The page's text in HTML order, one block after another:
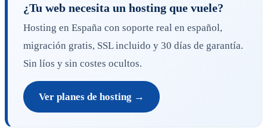
¿Tu web necesita un hosting que vuele?
Hosting en España con soporte real en español,
migración gratis, SSL incluido y 30 días de garantía.
Sin líos y sin costes ocultos.
Ver planes de hosting →